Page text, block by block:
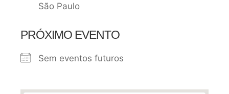
São Paulo
PRÓXIMO EVENTO
Sem eventos futuros